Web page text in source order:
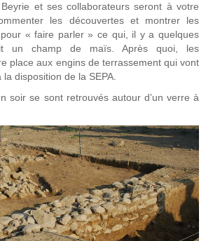
et ses collaborateurs seront à votre
les découvertes et montrer les
« faire parler » ce qui, il y a quelques
un champ de maïs. Après quoi, les
place aux engins de terrassement qui vont
disposition de la SEPA.
soir se sont retrouvés autour d’un verre à